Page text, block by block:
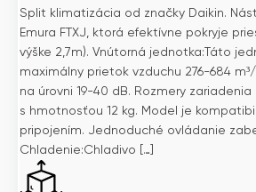
Split klimatizácia od značky Daikin.
Emura FTXJ, ktorá efektívne pokryje
výške 2,7m). Vnútorná jednotka:Táto
maximálny prietok vzduchu 276-684
na úrovni 19-40 dB. Rozmery zariadenia
s hmotnosťou 12 kg. Model je
pripojením. Jednoduché ovládanie
Chladenie:Chladivo […]